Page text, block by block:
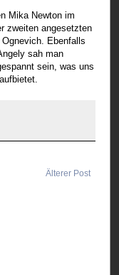
Mika Newton im
zweiten angesetzten
Ebenfalls
sah man
sein, was uns
Älterer Post